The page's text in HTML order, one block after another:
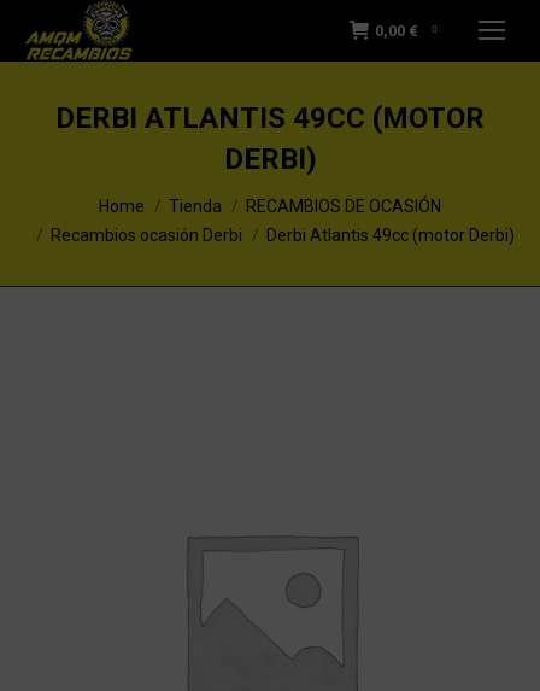
0,00 € 0
DERBI ATLANTIS 49CC (MOTOR
DERBI)
You are here:Home Tienda
RECAMBIOS DE OCASIÓN
Recambios ocasión Derbi
Derbi Atlantis 49cc (motor Derbi)